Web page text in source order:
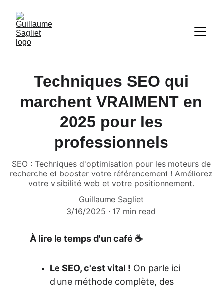
Techniques SEO qui
marchent VRAIMENT en
2025 pour les
professionnels
SEO : Techniques d'optimisation pour les moteurs de
recherche et booster votre référencement ! Améliorez
votre visibilité web et votre positionnement.
Guillaume Sagliet
3/16/2025
17 min read
À lire le temps d'un café ☕️
Le SEO, c'est vital ! On parle ici
d'une méthode complète, des